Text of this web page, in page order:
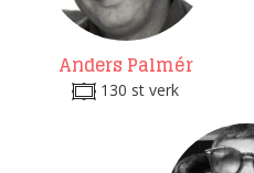
Anders Palmér
130 st verk